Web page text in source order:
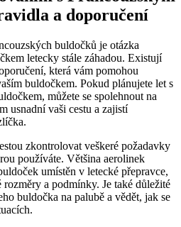
a doporučení
buldočků je otázka
letecky stále záhadou. Existují
která vám pomohou
buldočkem. Pokud plánujete let s
můžete se spolehnout na
usnadní vaši cestu a zajistí
zkontrolovat veškeré požadavky
používáte. Většina aerolinek
umístěn v letecké přepravce,
rozměry a podmínky. Je také důležité
buldočka na palubě a vědět, jak se